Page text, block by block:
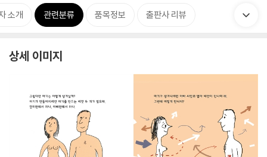
소개 관련분류 품목정보 출판사 리뷰
상세 이미지